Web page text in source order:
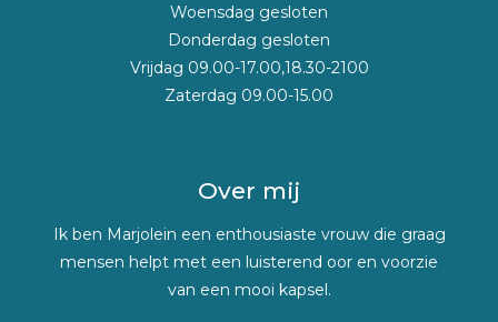
Woensdag gesloten
Donderdag gesloten
Vrijdag 09.00-17.00,18.30-2100
Zaterdag 09.00-15.00
Over mij
Ik ben Marjolein een enthousiaste vrouw die graag
mensen helpt met een luisterend oor en voorzie
van een mooi kapsel.